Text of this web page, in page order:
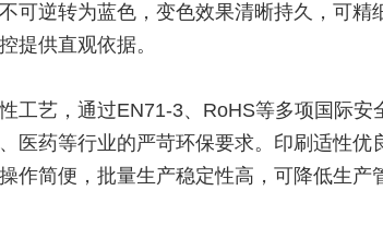
可逆转为蓝色，变色效果清晰持久，可精
提供直观依据。
工艺，通过EN71-3、RoHS等多项国际安
医药等行业的严苛环保要求。印刷适性优
作简便，批量生产稳定性高，可降低生产